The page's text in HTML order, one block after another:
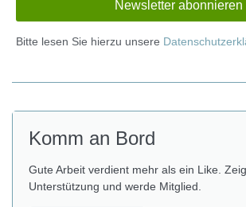
Bitte lesen Sie hierzu unsere
Komm an Bord
Gute Arbeit verdient mehr als ein Like.
Unterstützung und werde Mitglied.